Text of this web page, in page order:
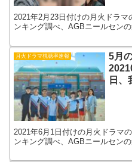
2021年2月23日付けの月火ドラ
ンキング調べ、AGBニールセンの
月火ドラマ視聴率速報
5月
日、
2021年6月1日付けの月火ドラマ
ンキング調べ、AGBニールセンの